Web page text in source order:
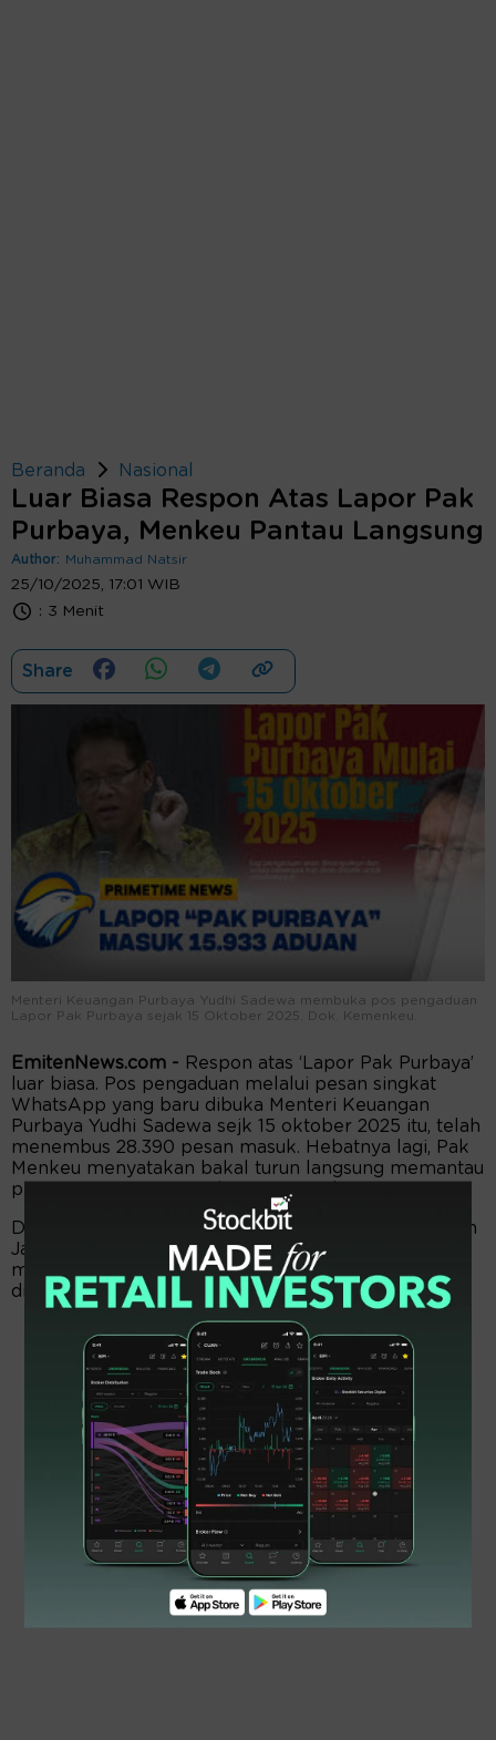
Beranda Nasional
Luar Biasa Respon Atas Lapor Pak
Purbaya, Menkeu Pantau Langsung
Author: Muhammad Natsir
25/10/2025, 17:01 WIB
: 3 Menit
Share
Menteri Keuangan Purbaya Yudhi Sadewa membuka pos pengaduan
Lapor Pak Purbaya sejak 15 Oktober 2025. Dok. Kemenkeu.
EmitenNews.com - Respon atas ‘Lapor Pak Purbaya’
luar biasa. Pos pengaduan melalui pesan singkat
WhatsApp yang baru dibuka Menteri Keuangan
Purbaya Yudhi Sadewa sejk 15 oktober 2025 itu, telah
menembus 28.390 pesan masuk. Hebatnya lagi, Pak
Menkeu menyatakan bakal turun langsung memantau
progres penanganan aduan masyarakat itu.
Dalam jumpa pers, di Kantor Kementerian Keuangan
Jakarta, Jumat (24/10/2025), Menkeu Purbaya
menyebut hampir separuh dari aduan itu sudah
diverifikasi. Tepatnya sebanyak 14.025 pesan.